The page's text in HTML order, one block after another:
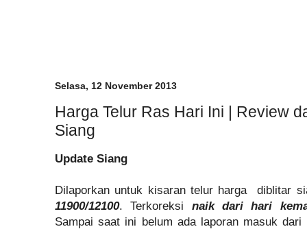
Selasa, 12 November 2013
Harga Telur Ras Hari Ini | Review
Siang
Update Siang
Dilaporkan untuk kisaran telur harga diblitar
11900/12100. Terkoreksi naik dari hari
Sampai saat ini belum ada laporan masuk dari